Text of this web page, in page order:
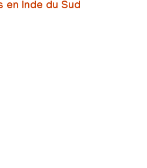
en Inde du Sud